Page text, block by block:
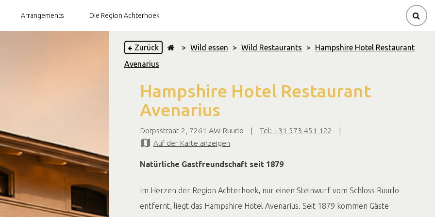
Arrangements Die Region Achterhoek
Zurück > Wild essen > Wild Restaurants >
Hampshire Hotel Restaurant
Avenarius
Hampshire Hotel Restaurant
Avenarius
Dorpsstraat 2, 7261 AW Ruurlo | Tel: +31 573 451 122
|
Auf der Karte anzeigen
Natürliche Gastfreundschaft seit 1879
Im Herzen der Region Achterhoek, nur einen Steinwurf vom Schloss Ruurlo
entfernt, liegt das Hampshire Hotel Avenarius. Seit 1879 kommen Gäste